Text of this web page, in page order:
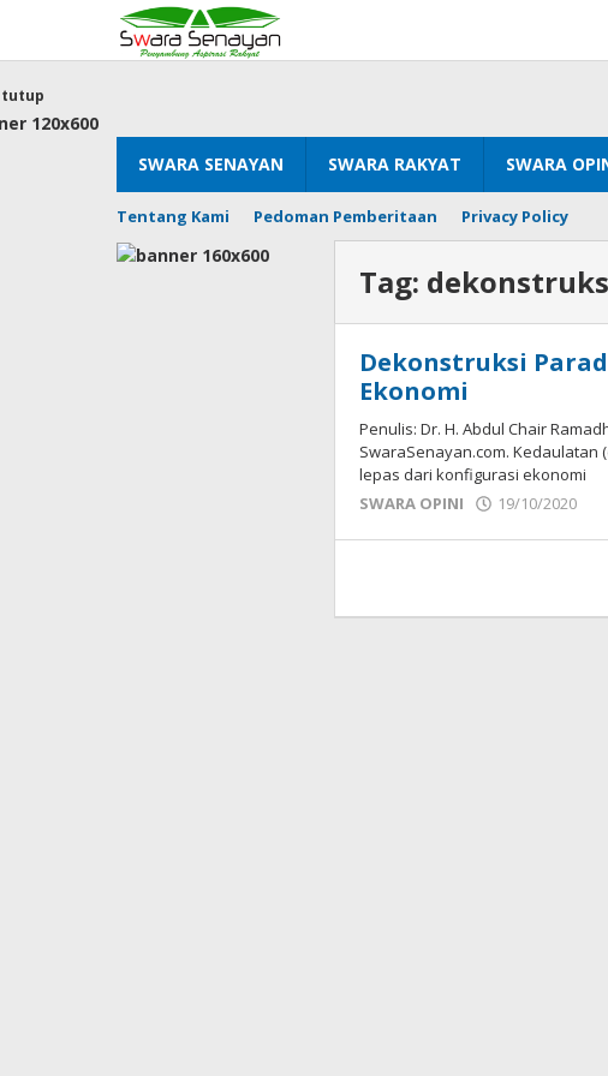
konten
SWARA SENAYAN SWARA RAKYAT SWARA
Tentang Kami Pedoman Pemberitaan Privacy Policy
tutup
Tag:
Dekonstruksi
Ekonomi
Penulis: Dr. H. Abdul Chair
SwaraSenayan.com.
lepas dari konfigurasi ekonomi
SWARA OPINI
19/10/2020